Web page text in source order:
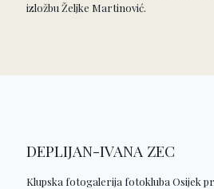
izložbu Željke Martinović.
DEPLIJAN-IVANA ZEC
Klupska fotogalerija fotokluba Osijek